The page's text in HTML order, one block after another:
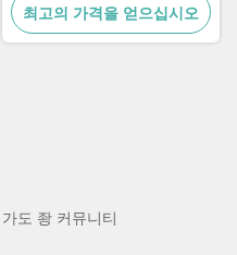
최고의 가격을 얻으십시오
도 좡 커뮤니티